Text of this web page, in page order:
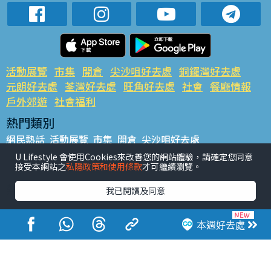
本週好去處
活動展覽 市集 開倉 尖沙咀好去處 銅鑼灣好去處
元朗好去處 荃灣好去處 旺角好去處 社會 餐廳情報
戶外郊遊 社會福利
熱門類別
網民熱話 活動展覽 市集 開倉 尖沙咀好去處
銅鑼灣好去處 元朗好去處 荃灣好去處 旺角好去處 社會
餐廳情報 戶外郊遊
熱門標籤
#UGO搵好去處 #人氣活動推介 #美食社群熱話
#親子玩樂好去處
#ULifestyle應用程式
#限時搶
#UJetso禮物放送
#ULifestyle商戶中心 #著數 #網絡熱話
U Lifestyle 會使用Cookies來改善您的網站體驗，請確定您同意
接受本網站之私隱政策和使用條款才可繼續瀏覽。
我已閱讀及同意